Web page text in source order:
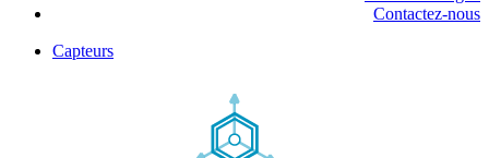
Contactez-nous
Capteurs